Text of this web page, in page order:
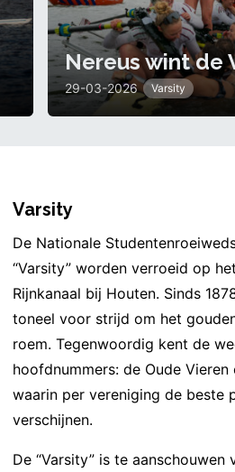
Nereus wint de
29-03-2026 Varsity
Varsity
De Nationale
“Varsity” worden verroeid op
Rijnkanaal bij Houten. Sinds
toneel voor strijd om het
roem. Tegenwoordig kent de
hoofdnummers: de Oude Vieren
waarin per vereniging de beste
verschijnen.
De “Varsity” is te